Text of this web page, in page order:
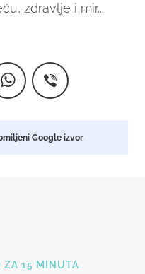
zdravlje i mir...
Google izvor
ZA 15 MINUTA